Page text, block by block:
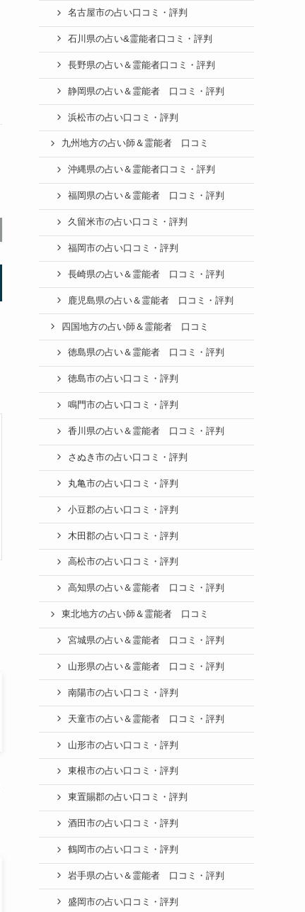
名古屋市の占い口コミ・評判
石川県の占い&霊能者口コミ・評判
長野県の占い＆霊能者口コミ・評判
静岡県の占い＆霊能者 口コミ・評判
浜松市の占い口コミ・評判
九州地方の占い師＆霊能者 口コミ
沖縄県の占い＆霊能者口コミ・評判
福岡県の占い＆霊能者 口コミ・評判
久留米市の占い口コミ・評判
福岡市の占い口コミ・評判
長崎県の占い＆霊能者 口コミ・評判
鹿児島県の占い＆霊能者 口コミ・評判
四国地方の占い師＆霊能者 口コミ
徳島県の占い＆霊能者 口コミ・評判
徳島市の占い口コミ・評判
鳴門市の占い口コミ・評判
香川県の占い＆霊能者 口コミ・評判
さぬき市の占い口コミ・評判
丸亀市の占い口コミ・評判
小豆郡の占い口コミ・評判
木田郡の占い口コミ・評判
高松市の占い口コミ・評判
高知県の占い＆霊能者 口コミ・評判
東北地方の占い師＆霊能者 口コミ
宮城県の占い＆霊能者 口コミ・評判
山形県の占い＆霊能者 口コミ・評判
南陽市の占い口コミ・評判
天童市の占い＆霊能者 口コミ・評判
山形市の占い口コミ・評判
東根市の占い口コミ・評判
東置賜郡の占い口コミ・評判
酒田市の占い口コミ・評判
鶴岡市の占い口コミ・評判
岩手県の占い＆霊能者 口コミ・評判
盛岡市の占い口コミ・評判